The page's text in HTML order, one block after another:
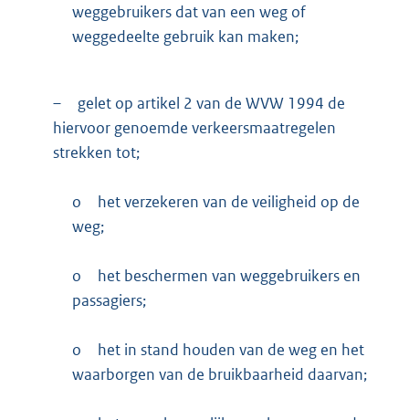
weggebruikers dat van een weg of
weggedeelte gebruik kan maken;
–
gelet op artikel 2 van de WVW 1994 de
hiervoor genoemde verkeersmaatregelen
strekken tot;
o
het verzekeren van de veiligheid op de
weg;
o
het beschermen van weggebruikers en
passagiers;
o
het in stand houden van de weg en het
waarborgen van de bruikbaarheid daarvan;